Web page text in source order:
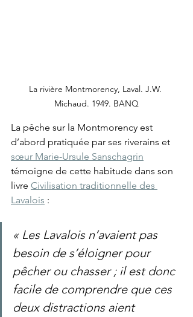
La rivière Montmorency, Laval. J.W.
Michaud. 1949. BANQ
La pêche sur la Montmorency est
d’abord pratiquée par ses riverains et
sœur Marie-Ursule Sanschagrin
témoigne de cette habitude dans son
livre Civilisation traditionnelle des
Lavalois :
« Les Lavalois n’avaient pas
besoin de s’éloigner pour
pêcher ou chasser ; il est donc
facile de comprendre que ces
deux distractions aient